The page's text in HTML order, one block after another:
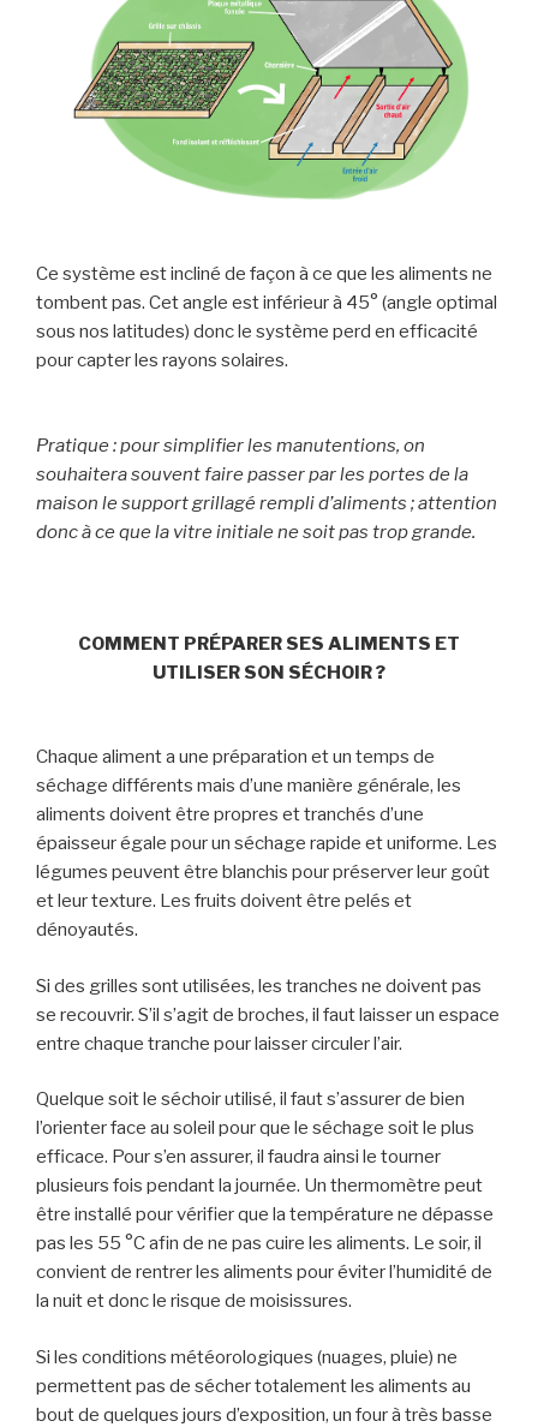
Ce système est incliné de façon à ce que les aliments ne
tombent pas. Cet angle est inférieur à 45° (angle optimal
sous nos latitudes) donc le système perd en efficacité
pour capter les rayons solaires.
Pratique : pour simplifier les manutentions, on
souhaitera souvent faire passer par les portes de la
maison le support grillagé rempli d’aliments ; attention
donc à ce que la vitre initiale ne soit pas trop grande.
COMMENT PRÉPARER SES ALIMENTS ET
UTILISER SON SÉCHOIR ?
Chaque aliment a une préparation et un temps de
séchage différents mais d’une manière générale, les
aliments doivent être propres et tranchés d’une
épaisseur égale pour un séchage rapide et uniforme. Les
légumes peuvent être blanchis pour préserver leur goût
et leur texture. Les fruits doivent être pelés et
dénoyautés.
Si des grilles sont utilisées, les tranches ne doivent pas
se recouvrir. S’il s’agit de broches, il faut laisser un espace
entre chaque tranche pour laisser circuler l’air.
Quelque soit le séchoir utilisé, il faut s’assurer de bien
l’orienter face au soleil pour que le séchage soit le plus
efficace. Pour s’en assurer, il faudra ainsi le tourner
plusieurs fois pendant la journée. Un thermomètre peut
être installé pour vérifier que la température ne dépasse
pas les 55 °C afin de ne pas cuire les aliments. Le soir, il
convient de rentrer les aliments pour éviter l’humidité de
la nuit et donc le risque de moisissures.
Si les conditions météorologiques (nuages, pluie) ne
permettent pas de sécher totalement les aliments au
bout de quelques jours d’exposition, un four à très basse